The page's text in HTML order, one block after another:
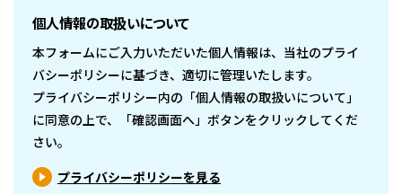
個人情報の取扱いについて
本フォームにご入力いただいた個人情報は、当社のプライ
バシーポリシーに基づき、適切に管理いたします。
プライバシーポリシー内の「個人情報の取扱いについて」
に同意の上で、「確認画面へ」ボタンをクリックしてくだ
さい。
プライバシーポリシーを見る